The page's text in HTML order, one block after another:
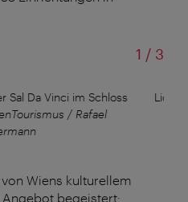
1 /von
3
Sal Da Vinci im Schloss
/ Rafael
Lion
Wiens kulturellem
begeistert: